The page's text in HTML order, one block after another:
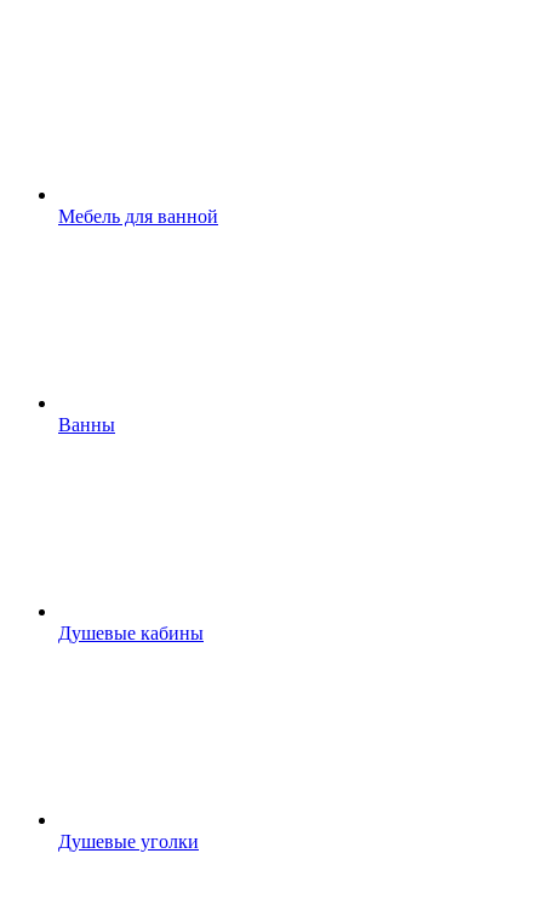
Мебель для ванной
Ванны
Душевые кабины
Душевые уголки